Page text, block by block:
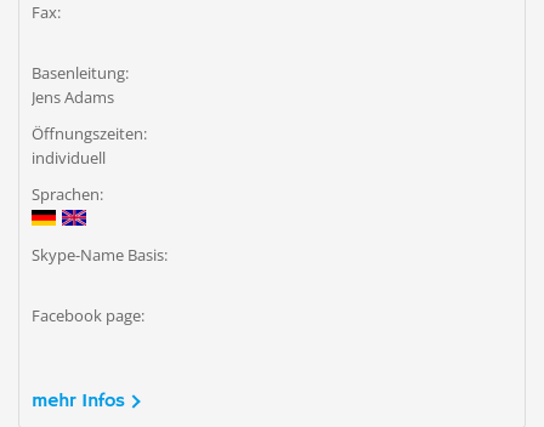
Fax:
Basenleitung:
Jens Adams
Öffnungszeiten:
individuell
Sprachen:
Skype-Name Basis:
Facebook page:
mehr Infos